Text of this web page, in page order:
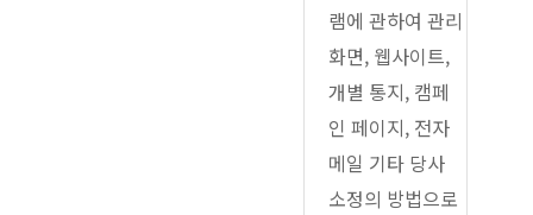
램에 관하여 관리
화면, 웹사이트,
개별 통지, 캠페
인 페이지, 전자
메일 기타 당사
소정의 방법으로